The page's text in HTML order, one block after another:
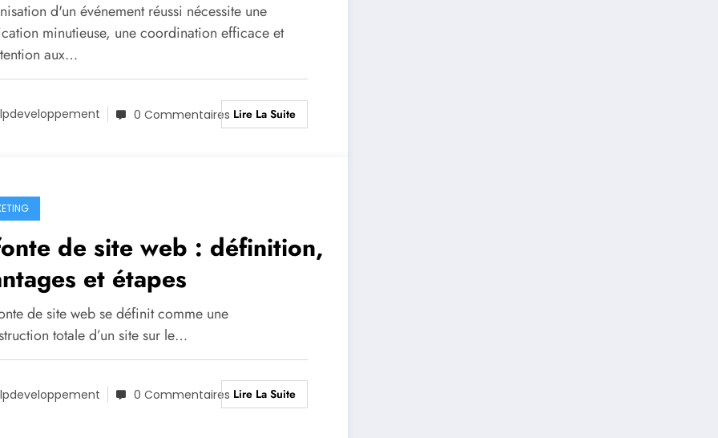
d'un événement réussi nécessite une
minutieuse, une coordination efficace et
aux…
0 Commentaires Lire La Suite
de site web : définition,
et étapes
de site web se définit comme une
totale d’un site sur le…
0 Commentaires Lire La Suite